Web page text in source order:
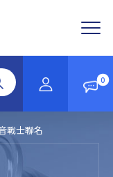
0
戰士聯名